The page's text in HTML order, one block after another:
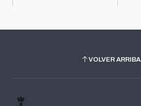
VOLVER ARRIBA